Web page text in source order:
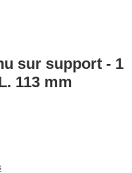
sur support - 1
113 mm